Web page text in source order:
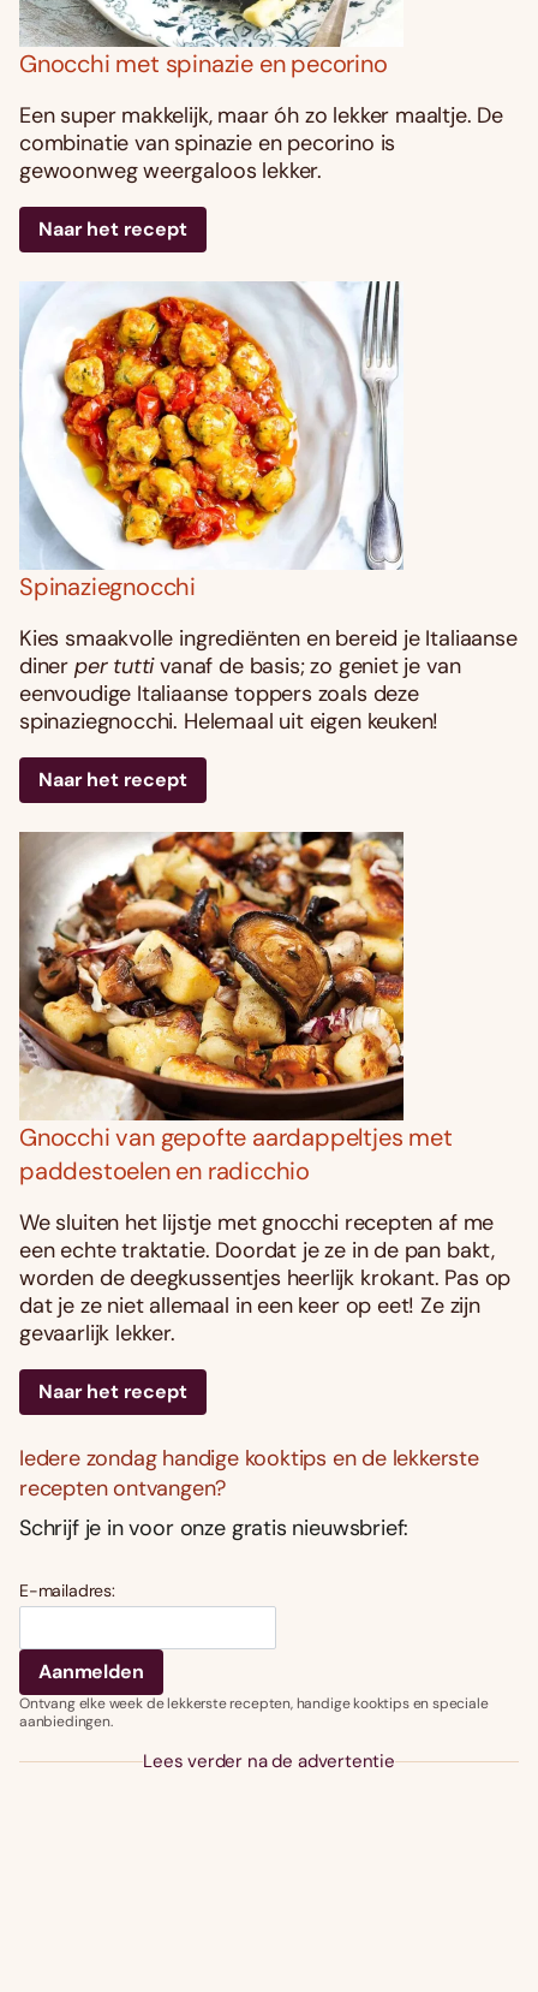
Gnocchi met spinazie en pecorino
Een super makkelijk, maar óh zo lekker maaltje. De
combinatie van spinazie en pecorino is
gewoonweg weergaloos lekker.
Naar het recept
Spinaziegnocchi
Kies smaakvolle ingrediënten en bereid je Italiaanse
diner per tuttivanaf de basis; zo geniet je van
eenvoudige Italiaanse toppers zoals deze
spinaziegnocchi. Helemaal uit eigen keuken!
Naar het recept
Gnocchi van gepofte aardappeltjes met
paddestoelen en radicchio
We sluiten het lijstje met gnocchi recepten af me
een echte traktatie. Doordat je ze in de pan bakt,
worden de deegkussentjes heerlijk krokant. Pas op
dat je ze niet allemaal in een keer op eet! Ze zijn
gevaarlijk lekker.
Naar het recept
Iedere zondag handige kooktips en de lekkerste
recepten ontvangen?
Schrijf je in voor onze gratis nieuwsbrief:
E-mailadres:
Ontvang elke week de lekkerste recepten, handige kooktips en speciale
aanbiedingen.
Lees verder na de advertentie